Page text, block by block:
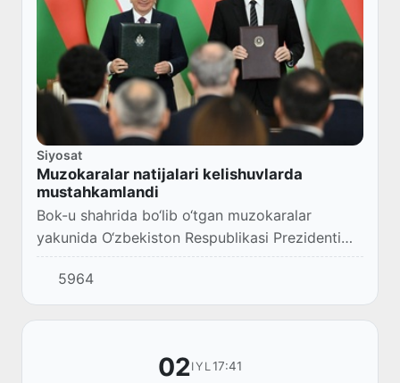
Siyosat
Muzokaralar natijalari kelishuvlarda
mustahkamlandi
Bok-u shahrida bo‘lib o‘tgan muzokaralar
yakunida O‘zbekiston Respublikasi Prezidenti
Shavkat Mirziyoyev va Ozarbayjon Respublikasi
Prezidenti Ilhom Aliyev Oliy davlatlararo
kengas...
5964
02IYL 17:41